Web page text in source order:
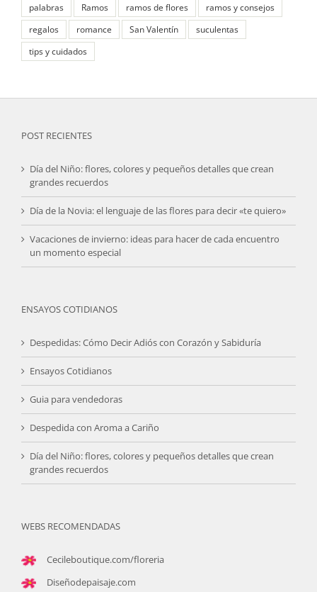
palabras
Ramos ramos de flores
ramos y consejos
regalos
romance San Valentín
suculentas
tips y cuidados
POST RECIENTES
Día del Niño: flores, colores y pequeños detalles que crean
grandes recuerdos
Día de la Novia: el lenguaje de las flores para decir «te quiero»
Vacaciones de invierno: ideas para hacer de cada encuentro
un momento especial
ENSAYOS COTIDIANOS
Despedidas: Cómo Decir Adiós con Corazón y Sabiduría
Ensayos Cotidianos
Guia para vendedoras
Despedida con Aroma a Cariño
Día del Niño: flores, colores y pequeños detalles que crean
grandes recuerdos
WEBS RECOMENDADAS
Cecileboutique.com/floreria
Diseñodepaisaje.com